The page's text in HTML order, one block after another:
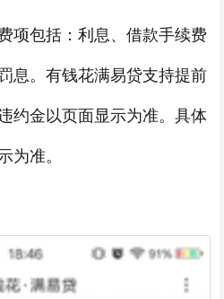
项包括：利息、借款手续费
息。有钱花满易贷支持提前
约金以页面显示为准。具体
为准。